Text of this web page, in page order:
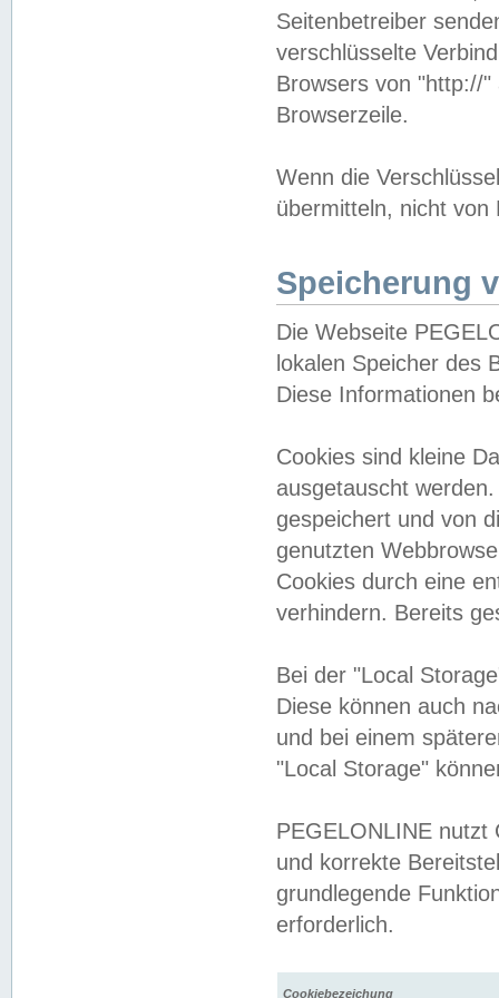
Seitenbetreiber
verschlüsselte
Browsers von "http://
Browserzeile.
Wenn die
übermitteln, nicht von
Speicherung
Die Webseite
lokalen Speicher des
Diese Informationen
Cookies sind kleine
ausgetauscht
gespeichert und von
genutzten
Cookies durch eine
verhindern. Bereits
Bei der "Local
Diese können auch
und bei einem
"Local Storage"
PEGELONLINE nutzt
und korrekte
grundlegende
erforderlich.
Cookiebezeichung